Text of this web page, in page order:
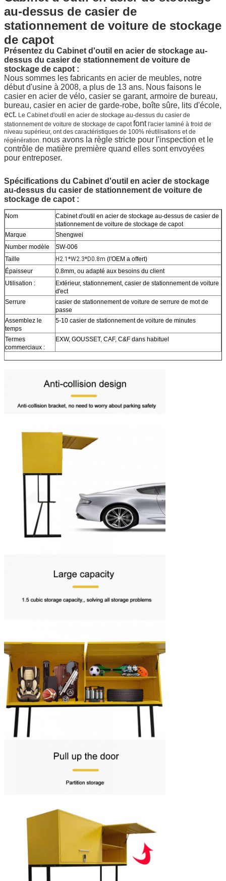
au-dessus de casier de
stationnement de voiture de stockage
de capot
Présentez du Cabinet d'outil en acier de stockage au-
dessus du casier de stationnement de voiture de
stockage de capot :
Nous sommes les fabricants en acier de meubles, notre
début d'usine à 2008, a plus de 13 ans. Nous faisons le
casier en acier de vélo, casier se garant, armoire de bureau,
bureau, casier en acier de garde-robe, boîte sûre, lits d'école,
ect. Le Cabinet d'outil en acier de stockage au-dessus du casier de
stationnement de voiture de stockage de capotfont l'acier laminé à froid de
niveau supérieur, ont des caractéristiques de 100% réutilisations et de
régénération. nous avons la règle stricte pour l'inspection et le
contrôle de matière première quand elles sont envoyées
pour entreposer.
Spécifications du Cabinet d'outil en acier de stockage
au-dessus du casier de stationnement de voiture de
stockage de capot :
Nom
Cabinet d'outil en acier de stockage au-dessus de casier de
stationnement de voiture de stockage de capot
Marque
Shengwei
Number modèle
SW-006
Taille
H2.1*W2.3*D0.8m (l'OEM a offert)
Épaisseur
0.8mm, ou adapté aux besoins du client
Utilisation :
Extérieur, stationnement, casier de stationnement de voiture
d'ect
Serrure
casier de stationnement de voiture de serrure de mot de
passe
Assemblez le
temps
5-10 casier de stationnement de voiture de minutes
Termes
commerciaux :
EXW, GOUSSET, CAF, C&F dans habituel